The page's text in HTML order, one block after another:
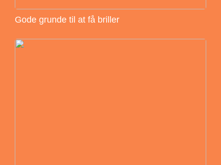
Gode grunde til at få briller